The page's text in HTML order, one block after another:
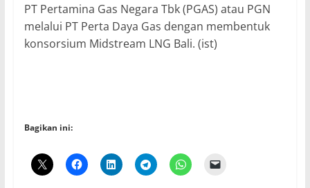
PT Pertamina Gas Negara Tbk (PGAS) atau PGN
melalui PT Perta Daya Gas dengan membentuk
konsorsium Midstream LNG Bali. (ist)
Bagikan ini: